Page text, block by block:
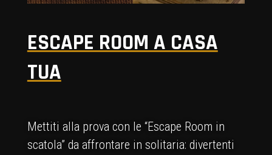
ESCAPE ROOM A CASA
TUA
Mettiti alla prova con le “Escape Room in
scatola” da affrontare in solitaria: divertenti